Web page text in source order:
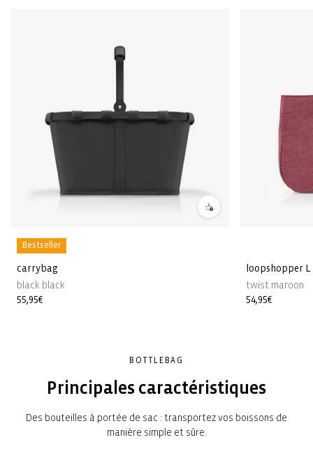
Bestseller
carrybag
black black
Prix
55,95€
loopshopper L
twist maroon
Prix
54,95€
BOTTLEBAG
Principales caractéristiques
Des bouteilles à portée de sac : transportez vos boissons de
manière simple et sûre.